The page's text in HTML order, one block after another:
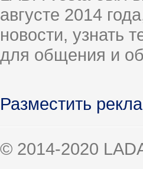
августе 2014
новости, узнать
для общения и
Разместить
© 2014-2020